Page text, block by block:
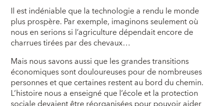
Il est indéniable que la technologie a rendu le monde
plus prospère. Par exemple, imaginons seulement où
nous en serions si l’agriculture dépendait encore de
charrues tirées par des chevaux…
Mais nous savons aussi que les grandes transitions
économiques sont douloureuses pour de nombreuses
personnes et que certaines restent au bord du chemin.
L’histoire nous a enseigné que l’école et la protection